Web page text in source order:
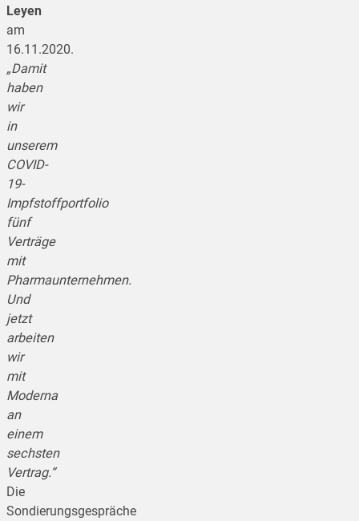
Leyen
am
16.11.2020.
„Damit
haben
wir
in
unserem
COVID-
19-
Impfstoffportfolio
fünf
Verträge
mit
Pharmaunternehmen.
Und
jetzt
arbeiten
wir
mit
Moderna
an
einem
sechsten
Vertrag.“
Die
Sondierungsgespräche